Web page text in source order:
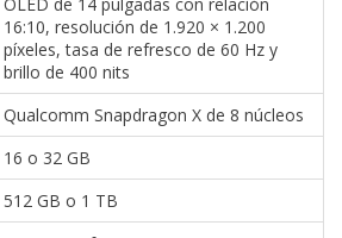
16:10, resolución de 1.920 × 1.200
píxeles, tasa de refresco de 60 Hz y
brillo de 400 nits
Qualcomm Snapdragon X de 8 núcleos
16 o 32 GB
512 GB o 1 TB